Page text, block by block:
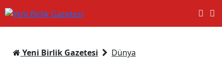
Yeni Birlik Gazetesi Dünya